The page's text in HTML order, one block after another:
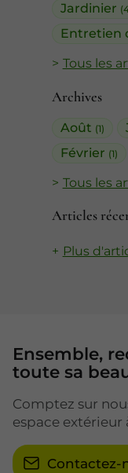
Jardinier
Entretien
Tous les
Archives
Août (1)
Février (1)
Tous les
Articles
Plus
Ensemble,
toute sa
Comptez sur
espace extérieur
Contactez-